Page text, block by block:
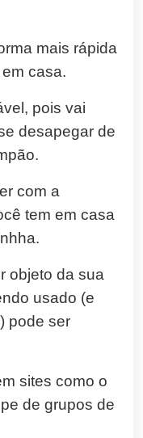
mais rápida
casa.
pois vai
desapegar de
com a
tem em casa
objeto da sua
usado (e
) pode ser
sites como o
de grupos de